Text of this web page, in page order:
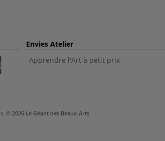
Envies Atelier
Apprendre l'Art à petit prix
. © 2026 Le Géant des Beaux-Arts